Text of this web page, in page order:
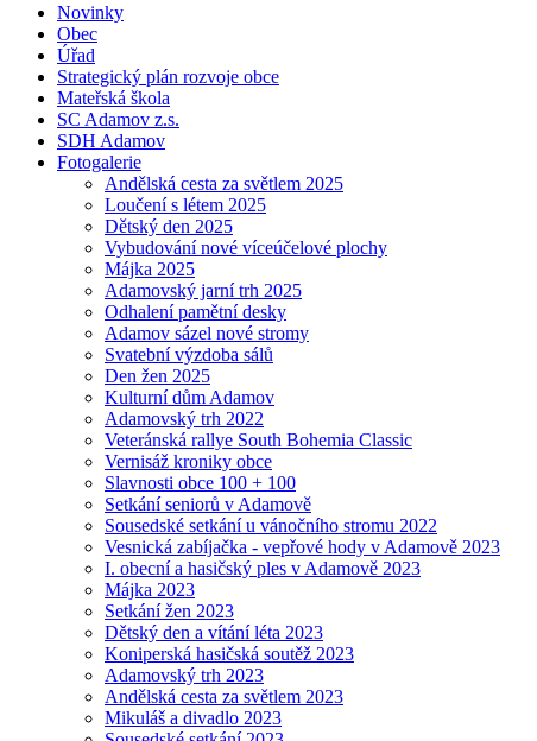
Novinky
Obec
Úřad
Strategický plán rozvoje obce
Mateřská škola
SC Adamov z.s.
SDH Adamov
Fotogalerie
Andělská cesta za světlem 2025
Loučení s létem 2025
Dětský den 2025
Vybudování nové víceúčelové plochy
Májka 2025
Adamovský jarní trh 2025
Odhalení pamětní desky
Adamov sázel nové stromy
Svatební výzdoba sálů
Den žen 2025
Kulturní dům Adamov
Adamovský trh 2022
Veteránská rallye South Bohemia Classic
Vernisáž kroniky obce
Slavnosti obce 100 + 100
Setkání seniorů v Adamově
Sousedské setkání u vánočního stromu 2022
Vesnická zabíjačka - vepřové hody v Adamově 2023
I. obecní a hasičský ples v Adamově 2023
Májka 2023
Setkání žen 2023
Dětský den a vítání léta 2023
Koniperská hasičská soutěž 2023
Adamovský trh 2023
Andělská cesta za světlem 2023
Mikuláš a divadlo 2023